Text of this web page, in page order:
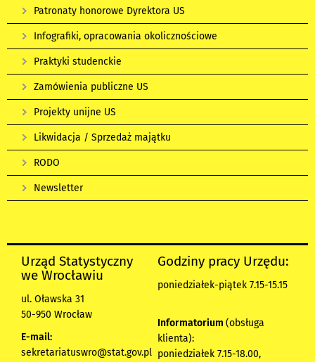
Patronaty honorowe Dyrektora US
Infografiki, opracowania okolicznościowe
Praktyki studenckie
Zamówienia publiczne US
Projekty unijne US
Likwidacja / Sprzedaż majątku
RODO
Newsletter
Urząd Statystyczny
we Wrocławiu
ul. Oławska 31
50-950 Wrocław
E-mail:
sekretariatuswro@stat.gov.pl
Godziny pracy Urzędu:
poniedziałek-piątek 7.15-15.15
Informatorium (obsługa
klienta):
poniedziałek 7.15-18.00,